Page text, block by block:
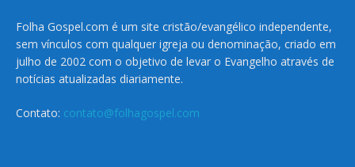
Folha Gospel.com é um site cristão/evangélico independente,
sem vínculos com qualquer igreja ou denominação, criado em
julho de 2002 com o objetivo de levar o Evangelho através de
notícias atualizadas diariamente.
Contato: contato@folhagospel.com